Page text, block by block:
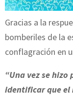
Gracias a la
bomberiles de la
conflagración en
“Una vez se hizo
identificar que el